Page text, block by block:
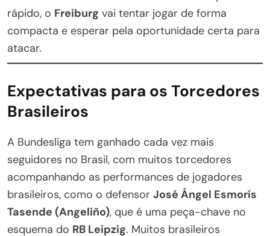
rápido, o Freiburg vai tentar jogar de forma
compacta e esperar pela oportunidade certa para
atacar.
Expectativas para os Torcedores
Brasileiros
A Bundesliga tem ganhado cada vez mais
seguidores no Brasil, com muitos torcedores
acompanhando as performances de jogadores
brasileiros, como o defensor José Ángel Esmorís
Tasende (Angeliño), que é uma peça-chave no
esquema do RB Leipzig. Muitos brasileiros